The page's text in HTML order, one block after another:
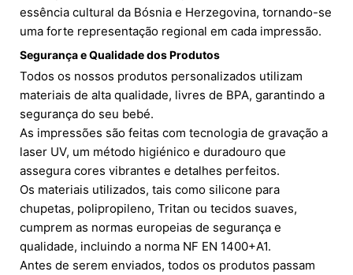
essência cultural da Bósnia e Herzegovina, tornando-se
uma forte representação regional em cada impressão.
Segurança e Qualidade dos Produtos
Todos os nossos produtos personalizados utilizam
materiais de alta qualidade, livres de BPA, garantindo a
segurança do seu bebé.
As impressões são feitas com tecnologia de gravação a
laser UV, um método higiénico e duradouro que
assegura cores vibrantes e detalhes perfeitos.
Os materiais utilizados, tais como silicone para
chupetas, polipropileno, Tritan ou tecidos suaves,
cumprem as normas europeias de segurança e
qualidade, incluindo a norma NF EN 1400+A1.
Antes de serem enviados, todos os produtos passam